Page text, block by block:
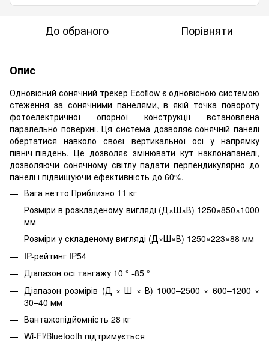
До обраного Порівняти
Опис
Одновісний сонячний трекер Ecoflow є одновісною системою
стеження за сонячними панелями, в якій точка повороту
фотоелектричної опорної конструкції встановлена
паралельно поверхні. Ця система дозволяє сонячній панелі
обертатися навколо своєї вертикальної осі у напрямку
північ-південь. Це дозволяє змінювати кут наклонапанелі,
дозволяючи сонячному світлу падати перпендикулярно до
панелі і підвищуючи ефективність до 60%.
Вага нетто Приблизно 11 кг
Розміри в розкладеному вигляді (Д×Ш×В) 1250×850×1000
мм
Розміри у складеному вигляді (Д×Ш×В) 1250×223×88 мм
IP-рейтинг IP54
Діапазон осі тангажу 10 ° -85 °
Діапазон розмірів (Д × Ш × В) 1000–2500 × 600–1200 ×
30–40 мм
Вантажопідйомність 28 кг
Wi-Fi/Bluetooth підтримується